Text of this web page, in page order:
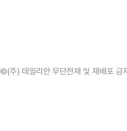
©(주) 데일리안 무단전재 및 재배포 금